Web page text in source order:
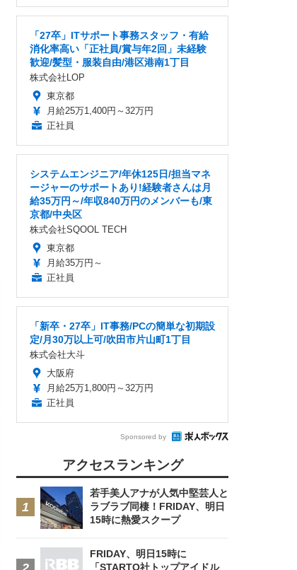
「27卒」ITサポート事務スタッフ・有給
消化率高い「正社員/賞与年2回」未経験
歓迎/髪型・服装自由/港区港南1丁目
株式会社LOP
東京都
月給25万1,400円～32万円
正社員
システムエンジニア/年休125日/担当マネ
ージャーのサポートあり!経験者さんは月
給35万円～/年収840万円のメンバーも/東
京都/中央区
株式会社SQOOL TECH
東京都
月給35万円～
正社員
「新卒・27卒」IT事務/PCの簡単な初期設
定/月30万以上可/吹田市片山町1丁目
株式会社大斗
大阪府
月給25万1,800円～32万円
正社員
Sponsored by
アクセスランキング
若手美人アナが人気中堅芸人と
ラブラブ同棲！FRIDAY、明日
15時に熱愛スクープ
FRIDAY、明日15時に
「STARTO社トップアイドル